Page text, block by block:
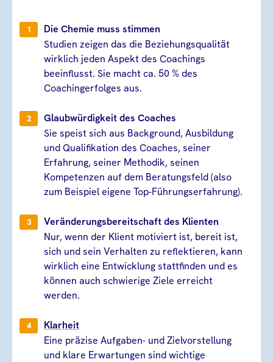
Die Chemie muss stimmen
Studien zeigen das die Beziehungsqualität
wirklich jeden Aspekt des Coachings
beeinflusst. Sie macht ca. 50 % des
Coachingerfolges aus.
Glaubwürdigkeit des Coaches
Sie speist sich aus Background, Ausbildung
und Qualifikation des Coaches, seiner
Erfahrung, seiner Methodik, seinen
Kompetenzen auf dem Beratungsfeld (also
zum Beispiel eigene Top-Führungserfahrung).
Veränderungsbereitschaft des Klienten
Nur, wenn der Klient motiviert ist, bereit ist,
sich und sein Verhalten zu reflektieren, kann
wirklich eine Entwicklung stattfinden und es
können auch schwierige Ziele erreicht
werden.
Klarheit
Eine präzise Aufgaben- und Zielvorstellung
und klare Erwartungen sind wichtige